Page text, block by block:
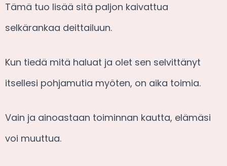
Tämä tuo lisää sitä paljon kaivattua
selkärankaa deittailuun.
Kun tiedä mitä haluat ja olet sen selvittänyt
itsellesi pohjamutia myöten, on aika toimia.
Vain ja ainoastaan toiminnan kautta, elämäsi
voi muuttua.